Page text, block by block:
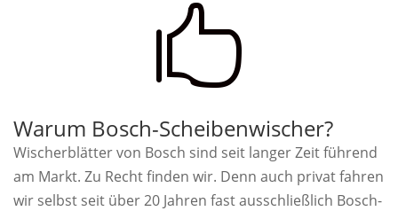

Warum Bosch-Scheibenwischer?
Wischerblätter von Bosch sind seit langer Zeit führend
am Markt. Zu Recht finden wir. Denn auch privat fahren
wir selbst seit über 20 Jahren fast ausschließlich Bosch-